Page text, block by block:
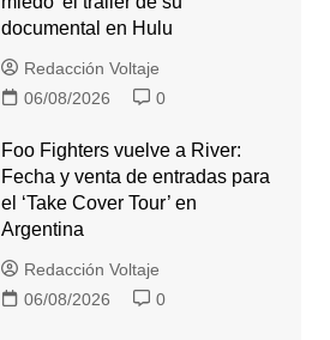
documental en Hulu
Redacción Voltaje
06/08/2026
0
Foo Fighters vuelve a River:
Fecha y venta de entradas para
el ‘Take Cover Tour’ en
Argentina
Redacción Voltaje
06/08/2026
0